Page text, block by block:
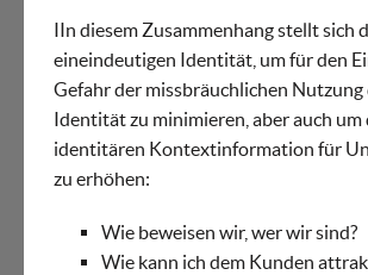
IIn diesem Zusammenhang stellt sich
eineindeutigen Identität, um für den
Gefahr der missbräuchlichen
Identität zu minimieren, aber auch um
identitären Kontextinformation für
zu erhöhen:
Wie beweisen wir, wer wir sind?
Wie kann ich dem Kunden